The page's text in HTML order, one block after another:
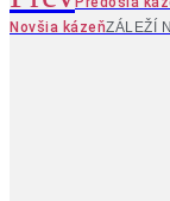
Novšia kázeňZÁLEŽÍ